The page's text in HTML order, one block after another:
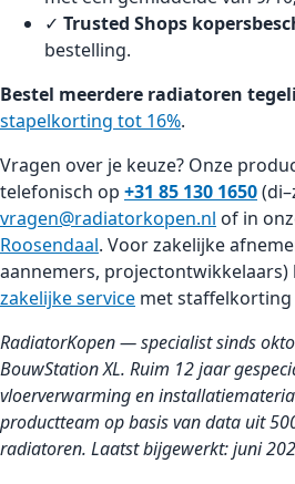
✓ Trusted Shops
bestelling.
Bestel meerdere radiatoren
stapelkorting tot 16%.
Vragen over je keuze? Onze
telefonisch op +31 85 130 1650
vragen@radiatorkopen.nl of in
Roosendaal. Voor zakelijke
aannemers, projectontwikkelaars)
zakelijke service met
RadiatorKopen — specialist sinds
BouwStation XL. Ruim 12 jaar
vloerverwarming en
productteam op basis van data uit
radiatoren. Laatst bijgewerkt: juni